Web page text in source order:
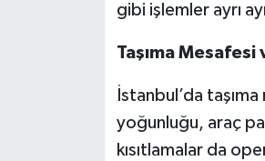
gibi işlemler ayrı
Taşıma Mesafesi
İstanbul’da
yoğunluğu, araç
kısıtlamalar da